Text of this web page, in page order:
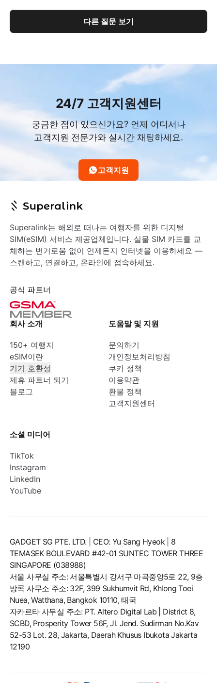
다른 질문 보기
24/7 고객지원센터
궁금한 점이 있으신가요? 언제 어디서나
고객지원 전문가와 실시간 채팅하세요.
고객지원
Superalink는 해외로 떠나는 여행자를 위한 디지털
SIM(eSIM) 서비스 제공업체입니다. 실물 SIM 카드를 교
체하는 번거로움 없이 언제든지 인터넷을 이용하세요 —
스캔하고, 연결하고, 온라인에 접속하세요.
공식 파트너
회사 소개
150+ 여행지
eSIM이란
기기 호환성
제휴 파트너 되기
블로그
도움말 및 지원
문의하기
개인정보처리방침
쿠키 정책
이용약관
환불 정책
고객지원센터
소셜 미디어
TikTok
Instagram
LinkedIn
YouTube
GADGET SG PTE. LTD. | CEO: Yu Sang Hyeok | 8
TEMASEK BOULEVARD #42-01 SUNTEC TOWER THREE
SINGAPORE (038988)
서울 사무실 주소: 서울특별시 강서구 마곡중앙5로 22, 9층
방콕 사무소 주소: 32F, 399 Sukhumvit Rd, Khlong Toei
Nuea, Watthana, Bangkok 10110, 태국
자카르타 사무실 주소: PT. Altero Digital Lab | District 8,
SCBD, Prosperity Tower 56F, Jl. Jend. Sudirman No.Kav
52-53 Lot. 28, Jakarta, Daerah Khusus Ibukota Jakarta
12190